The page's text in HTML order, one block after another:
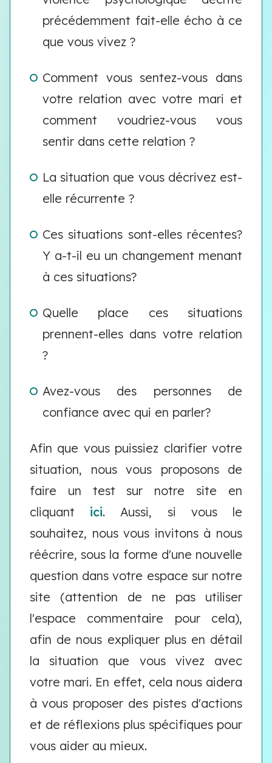
précédemment fait-elle écho à ce
que vous vivez ?
Comment vous sentez-vous dans
votre relation avec votre mari et
comment voudriez-vous vous
sentir dans cette relation ?
La situation que vous décrivez est-
elle récurrente ?
Ces situations sont-elles récentes?
Y a-t-il eu un changement menant
à ces situations?
Quelle place ces situations
prennent-elles dans votre relation
?
Avez-vous des personnes de
confiance avec qui en parler?
Afin que vous puissiez clarifier votre
situation, nous vous proposons de
faire un test sur notre site en
cliquant ici. Aussi, si vous le
souhaitez, nous vous invitons à nous
réécrire, sous la forme d'une nouvelle
question dans votre espace sur notre
site (attention de ne pas utiliser
l'espace commentaire pour cela),
afin de nous expliquer plus en détail
la situation que vous vivez avec
votre mari. En effet, cela nous aidera
à vous proposer des pistes d'actions
et de réflexions plus spécifiques pour
vous aider au mieux.